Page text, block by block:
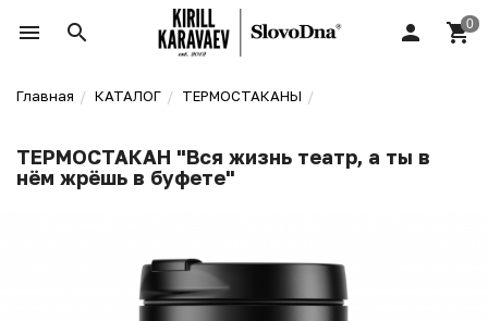
Главная КАТАЛОГ ТЕРМОСТАКАНЫ
ТЕРМОСТАКАН "Вся жизнь театр, а ты в
нём жрёшь в буфете"